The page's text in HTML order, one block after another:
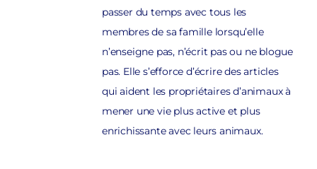
passer du temps avec tous les
membres de sa famille lorsqu’elle
n’enseigne pas, n’écrit pas ou ne blogue
pas. Elle s’efforce d’écrire des articles
qui aident les propriétaires d’animaux à
mener une vie plus active et plus
enrichissante avec leurs animaux.